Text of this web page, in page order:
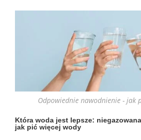
Odpowiednie nawodnienie - jak
Która woda jest lepsze:
jak pić więcej wody